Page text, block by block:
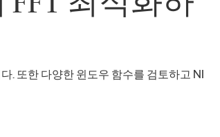
. 또한 다양한 윈도우 함수를 검토하고 NI